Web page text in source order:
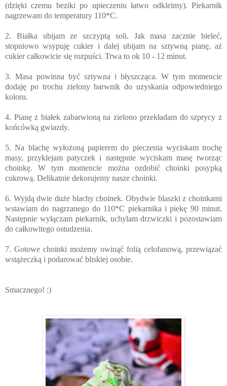
(dzięki czemu beziki po upieczeniu łatwo odkleimy). Piekarnik
nagrzewam do temperatury 110*C.
2. Białka ubijam ze szczyptą soli. Jak masa zacznie bieleć,
stopniowo wsypuję cukier i dalej ubijam na sztywną pianę, aż
cukier całkowicie się rozpuści. Trwa to ok 10 - 12 minut.
3. Masa powinna być sztywna i błyszcząca. W tym momencie
dodaję po trochu zielony barwnik do uzyskania odpowiedniego
koloru.
4. Pianę z białek zabarwioną na zielono przekładam do szprycy z
końcówką gwiazdy.
5. Na blachę wyłożoną papierem do pieczenia wyciskam trochę
masy, przyklejam patyczek i następnie wyciskam masę tworząc
choinkę. W tym momencie można ozdobić choinki posypką
cukrową. Delikatnie dekorujemy nasze choinki.
6. Wyjdą dwie duże blachy choinek. Obydwie blaszki z choinkami
wstawiam do nagrzanego do 110*C piekarnika i piekę 90 minut.
Następnie wyłączam piekarnik, uchylam drzwiczki i pozostawiam
do całkowitego ostudzenia.
7. Gotowe choinki możemy owinąć folią celofanową, przewiązać
wstążeczką i podarować bliskiej osobie.
Smacznego! :)